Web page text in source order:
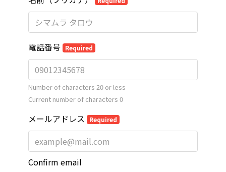
電話番号 Required
Number of characters 20 or less
Current number of characters 0
メールアドレス Required
Confirm email